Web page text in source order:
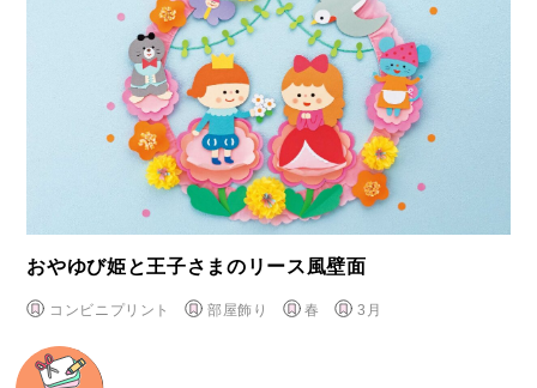
おやゆび姫と王子さまのリース風壁面
コンビニプリント 部屋飾り 春 3月